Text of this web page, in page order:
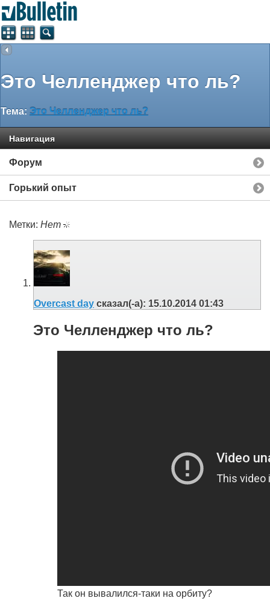
Это Челленджер что ль?
Тема: Это Челленджер что ль?
Навигация
Форум
Горький опыт
Метки: Нет
Overcast day сказал(-а): 15.10.2014 01:43
Это Челленджер что ль?
Так он вывалился-таки на орбиту?